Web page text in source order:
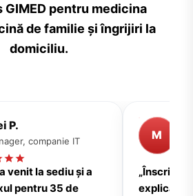
GIMED pentru medicina
de familie și îngrijiri la
domiciliu.
P.
companie IT
venit la sediu și a
pentru 35 de
M
explicații